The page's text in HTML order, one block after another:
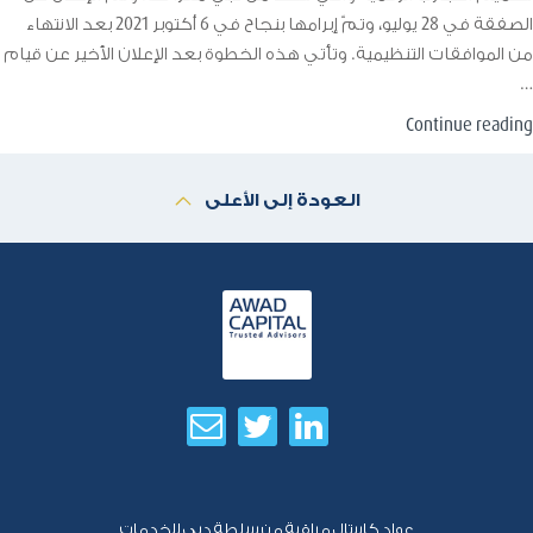
الصفقة في 28 يوليو، وتمّ إبرامها بنجاح في 6 أكتوبر 2021 بعد الانتهاء
من الموافقات التنظيمية. وتأتي هذه الخطوة بعد الإعلان الأخير عن قيام
…
Continue reading“شركة
خدمات
العودة إلى الأعلى
عواد كابيتال مراقبة من سلطة دبي للخدمات